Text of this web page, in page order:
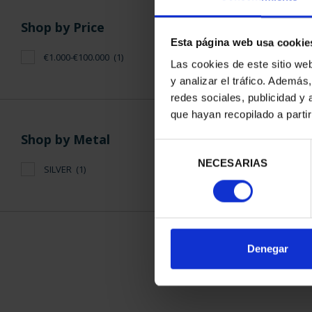
Esta página web usa
Las cookies de este sitio
y analizar el tráfico.
redes sociales, publicidad y
que hayan recopilado a
consentimiento
NECESARIAS
Denegar
Shop by Price
€1.000-€100.000 (1)
Shop by Metal
SILVER (1)
WORLD
Only for
SORT BY: